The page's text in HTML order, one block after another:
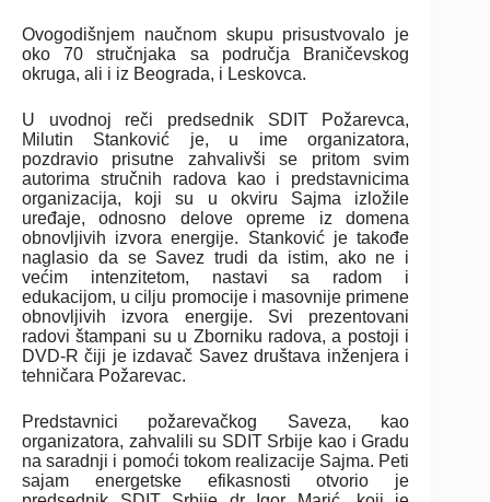
Ovogodišnjem naučnom skupu prisustvovalo je
oko 70 stručnjaka sa područja Braničevskog
okruga, ali i iz Beograda, i Leskovca.
U uvodnoj reči predsednik SDIT Požarevca,
Milutin Stanković je, u ime organizatora,
pozdravio prisutne zahvalivši se pritom svim
autorima stručnih radova kao i predstavnicima
organizacija, koji su u okviru Sajma izložile
uređaje, odnosno delove opreme iz domena
obnovljivih izvora energije. Stanković je takođe
naglasio da se Savez trudi da istim, ako ne i
većim intenzitetom, nastavi sa radom i
edukacijom, u cilju promocije i masovnije primene
obnovljivih izvora energije. Svi prezentovani
radovi štampani su u Zborniku radova, a postoji i
DVD-R čiji je izdavač Savez društava inženjera i
tehničara Požarevac.
Predstavnici požarevačkog Saveza, kao
organizatora, zahvalili su SDIT Srbije kao i Gradu
na saradnji i pomoći tokom realizacije Sajma. Peti
sajam energetske efikasnosti otvorio je